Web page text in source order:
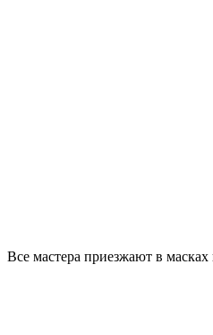
Все мастера приезжают в масках